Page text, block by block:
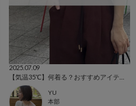
2025.07.09
YU
本部